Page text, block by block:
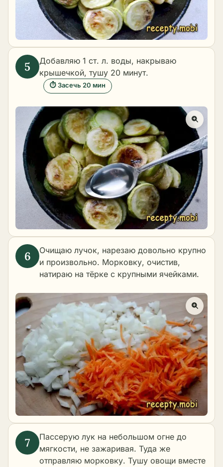
Добавляю 1 ст. л. воды, накрываю
крышечкой, тушу 20 минут.
⏱ Засечь 20 мин
Очищаю лучок, нарезаю довольно крупно
и произвольно. Морковку, очистив,
натираю на тёрке с крупными ячейками.
Пассерую лук на небольшом огне до
мягкости, не зажаривая. Туда же
отправляю морковку. Тушу овощи вместе